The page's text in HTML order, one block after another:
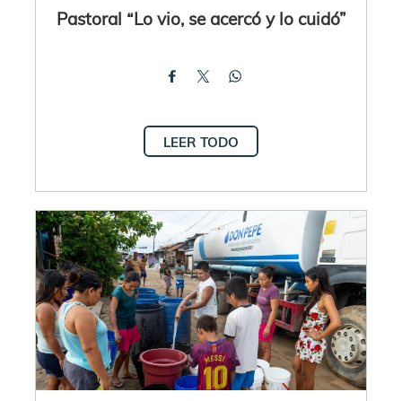
Pastoral “Lo vio, se acercó y lo cuidó”
LEER TODO